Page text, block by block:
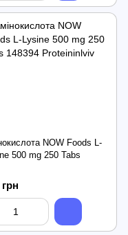
NOW Foods L-
500 mg 250 Tabs